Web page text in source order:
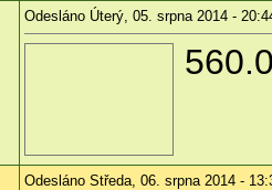
Odesláno Úterý, 05. srpna 2014 -
Odesláno Středa, 06. srpna 2014 -